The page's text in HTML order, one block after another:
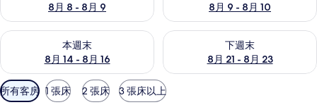
8月 8 - 8月 9
8月 9 - 8月 10
本週末
8月 14 - 8月 16
查看本週末 (8月 14 - 8月 16) 的供應情況
下週末
8月 21 - 8月 23
查看下週末 (8月 21 - 8月 23)
可
用
所有客房 1 張床 2 張床 3 張床以上